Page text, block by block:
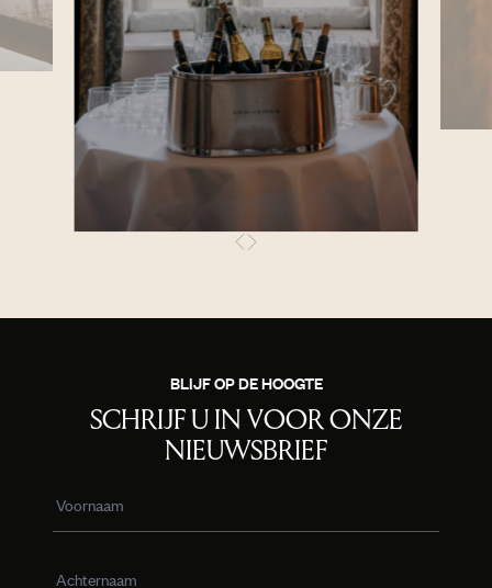
BLIJF OP DE HOOGTE
SCHRIJF U IN VOOR ONZE
NIEUWSBRIEF